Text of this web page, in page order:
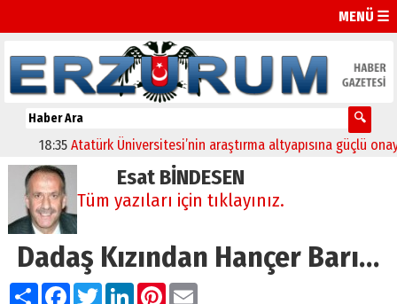
MENÜ ☰
18:35 Atatürk Üniversitesi’nin araştırma altyapısına güçlü onay
Esat BİNDESEN
Tüm yazıları için tıklayınız.
Dadaş Kızından Hançer Barı…
PaylaşFacebook
TwitterLinkedIn
Pinterest
Email